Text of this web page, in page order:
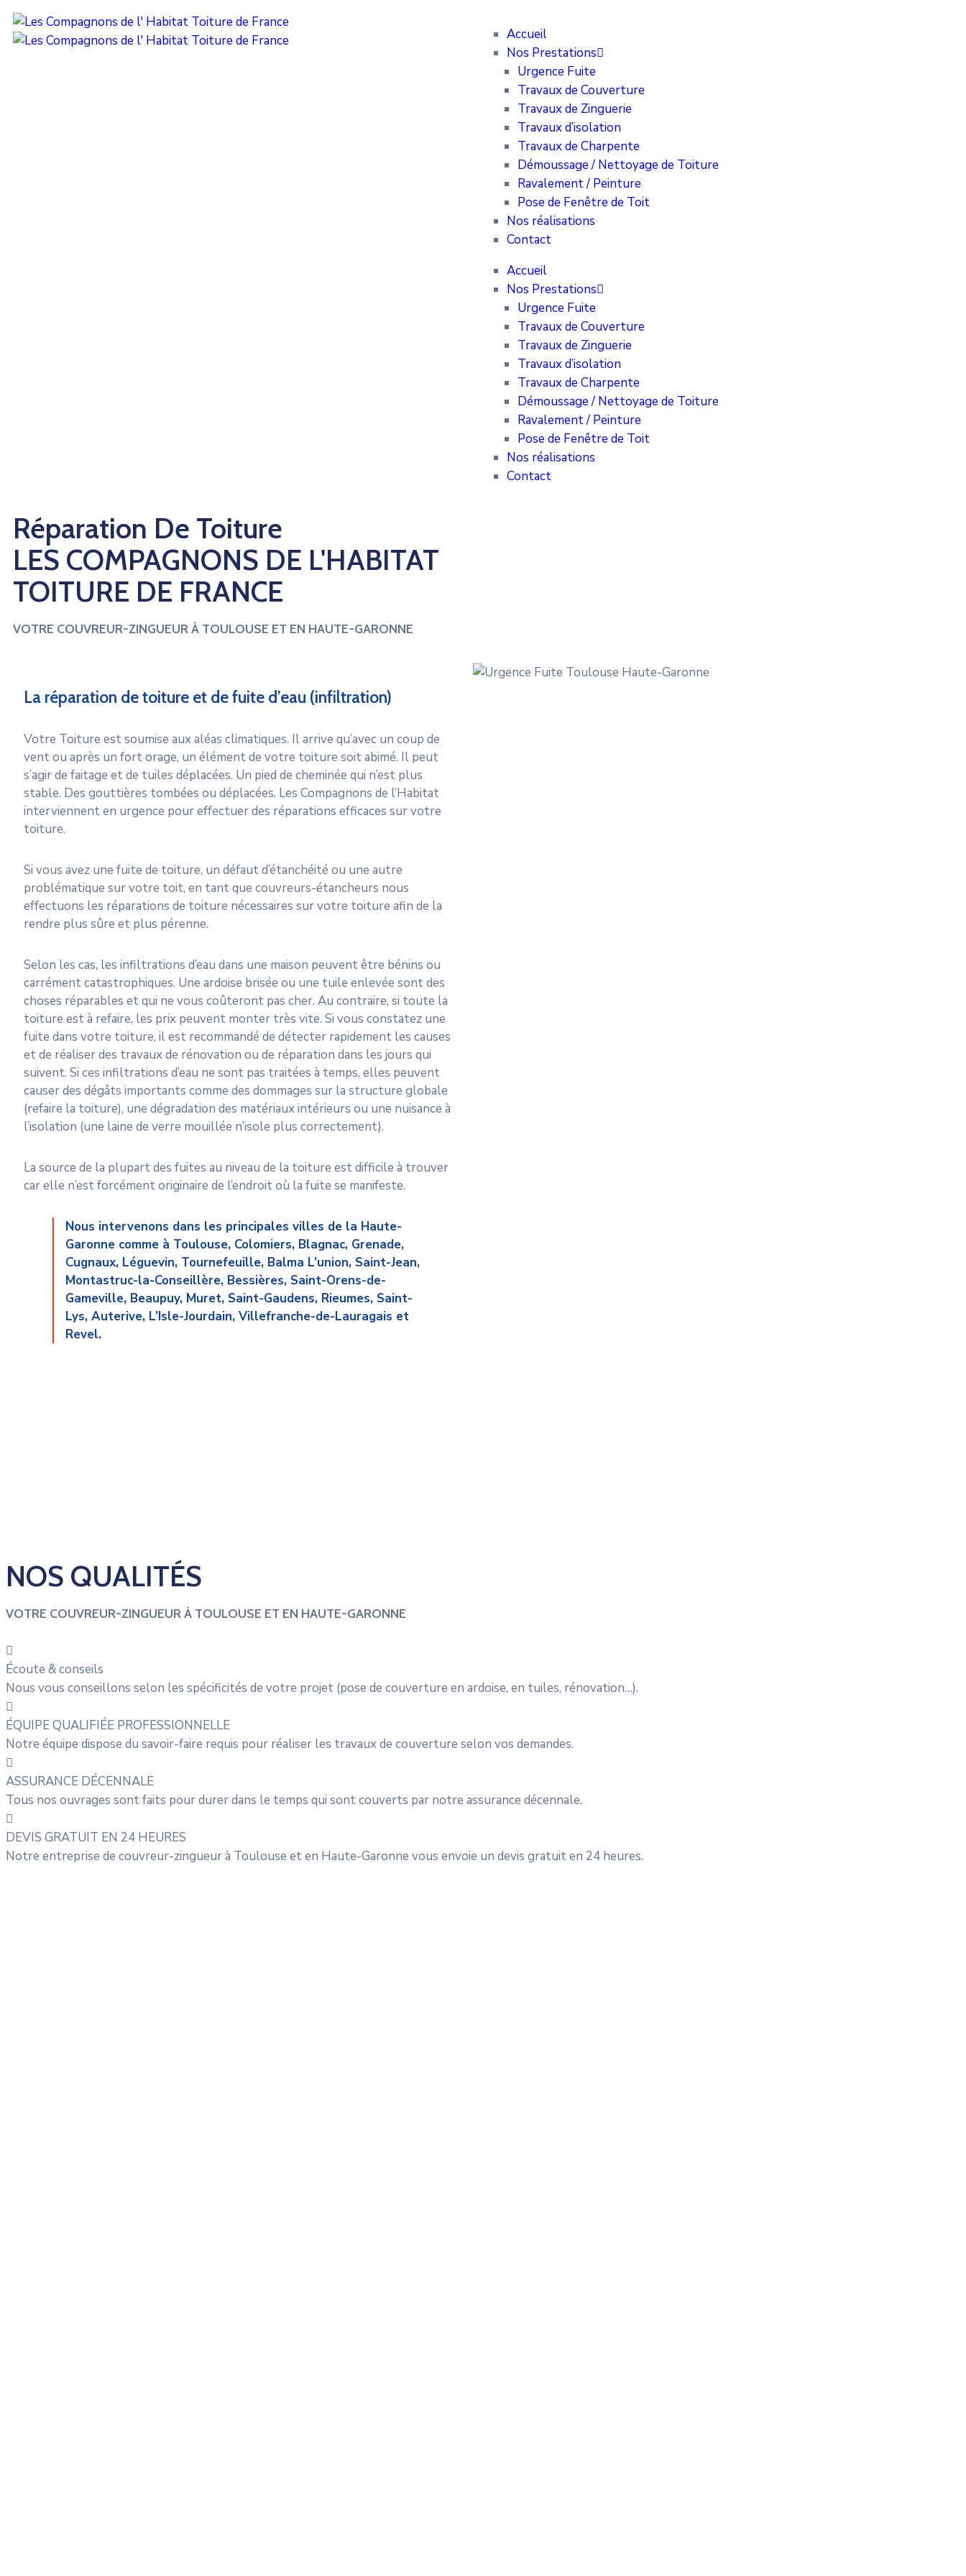
Accueil
Nos Prestations
Urgence Fuite
Travaux de Couverture
Travaux de Zinguerie
Travaux d’isolation
Travaux de Charpente
Démoussage / Nettoyage de Toiture
Ravalement / Peinture
Pose de Fenêtre de Toit
Nos réalisations
Contact
Accueil
Nos Prestations
Urgence Fuite
Travaux de Couverture
Travaux de Zinguerie
Travaux d’isolation
Travaux de Charpente
Démoussage / Nettoyage de Toiture
Ravalement / Peinture
Pose de Fenêtre de Toit
Nos réalisations
Contact
Réparation De Toiture
LES COMPAGNONS DE L'HABITAT
TOITURE DE FRANCE
VOTRE COUVREUR-ZINGUEUR À TOULOUSE ET EN HAUTE-GARONNE
La réparation de toiture et de fuite d’eau (infiltration)
Votre Toiture est soumise aux aléas climatiques. Il arrive qu’avec un coup de
vent ou après un fort orage, un élément de votre toiture soit abimé. Il peut
s’agir de faitage et de tuiles déplacées. Un pied de cheminée qui n’est plus
stable. Des gouttières tombées ou déplacées. Les Compagnons de l’Habitat
interviennent en urgence pour effectuer des réparations efficaces sur votre
toiture.
Si vous avez une fuite de toiture, un défaut d’étanchéité ou une autre
problématique sur votre toit, en tant que couvreurs-étancheurs nous
effectuons les réparations de toiture nécessaires sur votre toiture afin de la
rendre plus sûre et plus pérenne.
Selon les cas, les infiltrations d’eau dans une maison peuvent être bénins ou
carrément catastrophiques. Une ardoise brisée ou une tuile enlevée sont des
choses réparables et qui ne vous coûteront pas cher. Au contraire, si toute la
toiture est à refaire, les prix peuvent monter très vite. Si vous constatez une
fuite dans votre toiture, il est recommandé de détecter rapidement les causes
et de réaliser des travaux de rénovation ou de réparation dans les jours qui
suivent. Si ces infiltrations d’eau ne sont pas traitées à temps, elles peuvent
causer des dégâts importants comme des dommages sur la structure globale
(refaire la toiture), une dégradation des matériaux intérieurs ou une nuisance à
l’isolation (une laine de verre mouillée n’isole plus correctement).
La source de la plupart des fuites au niveau de la toiture est difficile à trouver
car elle n’est forcément originaire de l’endroit où la fuite se manifeste.
Nous intervenons dans les principales villes de la Haute-
Garonne comme à Toulouse, Colomiers, Blagnac, Grenade,
Cugnaux, Léguevin, Tournefeuille, Balma L’union, Saint-Jean,
Montastruc-la-Conseillère, Bessières, Saint-Orens-de-
Gameville, Beaupuy, Muret, Saint-Gaudens, Rieumes, Saint-
Lys, Auterive, L’Isle-Jourdain, Villefranche-de-Lauragais et
Revel.
NOS QUALITÉS
VOTRE COUVREUR-ZINGUEUR À TOULOUSE ET EN HAUTE-GARONNE
Écoute & conseils
Nous vous conseillons selon les spécificités de votre projet (pose de couverture en ardoise, en tuiles, rénovation…).
ÉQUIPE QUALIFIÉE PROFESSIONNELLE
Notre équipe dispose du savoir-faire requis pour réaliser les travaux de couverture selon vos demandes.
ASSURANCE DÉCENNALE
Tous nos ouvrages sont faits pour durer dans le temps qui sont couverts par notre assurance décennale.
DEVIS GRATUIT EN 24 HEURES
Notre entreprise de couvreur-zingueur à Toulouse et en Haute-Garonne vous envoie un devis gratuit en 24 heures.